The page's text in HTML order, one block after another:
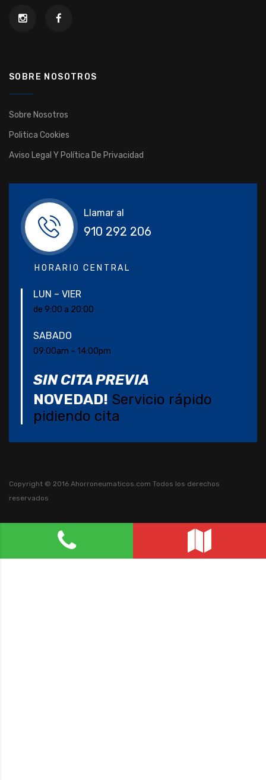
SOBRE NOSOTROS
Sobre Nosotros
Politica Cookies
Aviso Legal Y Política De Privacidad
Llamar al
910 292 206
HORARIO CENTRAL
LUN – VIER
de 9:00 a 20:00
SABADO
09:00am – 14:00pm
SIN CITA PREVIA
NOVEDAD! Servicio rápido
pidiendo cita
Copyright © 2016 Ahorroneumaticos.com Todos los derechos
reservados